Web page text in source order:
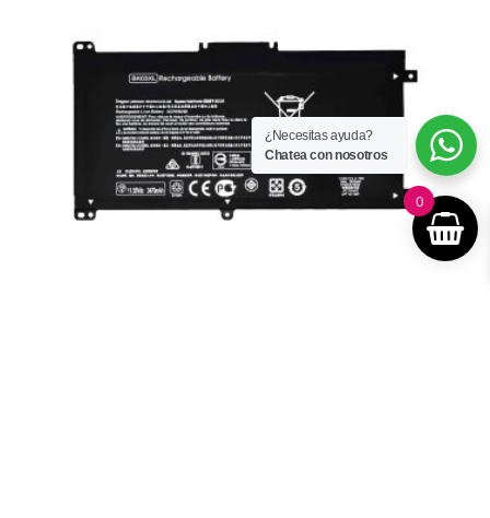
¿Necesitas ayuda?
Chatea con nosotros
0